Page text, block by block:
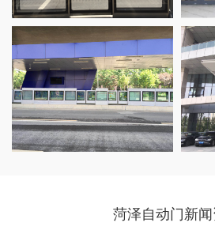
线高铁
台安全门案例_济南BRT
南京溧水两
菏泽自动门新